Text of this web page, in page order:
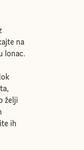
na
lonac.
želji
ih